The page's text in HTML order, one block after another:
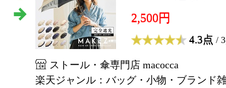
2,500円
4.3点 /
ストール・傘専門店 macocca
楽天ジャンル：バッグ・小物・ブランド